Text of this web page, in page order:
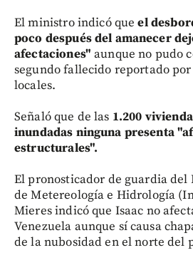
El ministro indicó que el
poco después del amanecer
afectaciones" aunque no pudo
segundo fallecido reportado
locales.
Señaló que de las 1.200
inundadas ninguna presenta
estructurales".
El pronosticador de guardia
de Metereología e Hidrología
Mieres indicó que Isaac no
Venezuela aunque sí causa
de la nubosidad en el norte del